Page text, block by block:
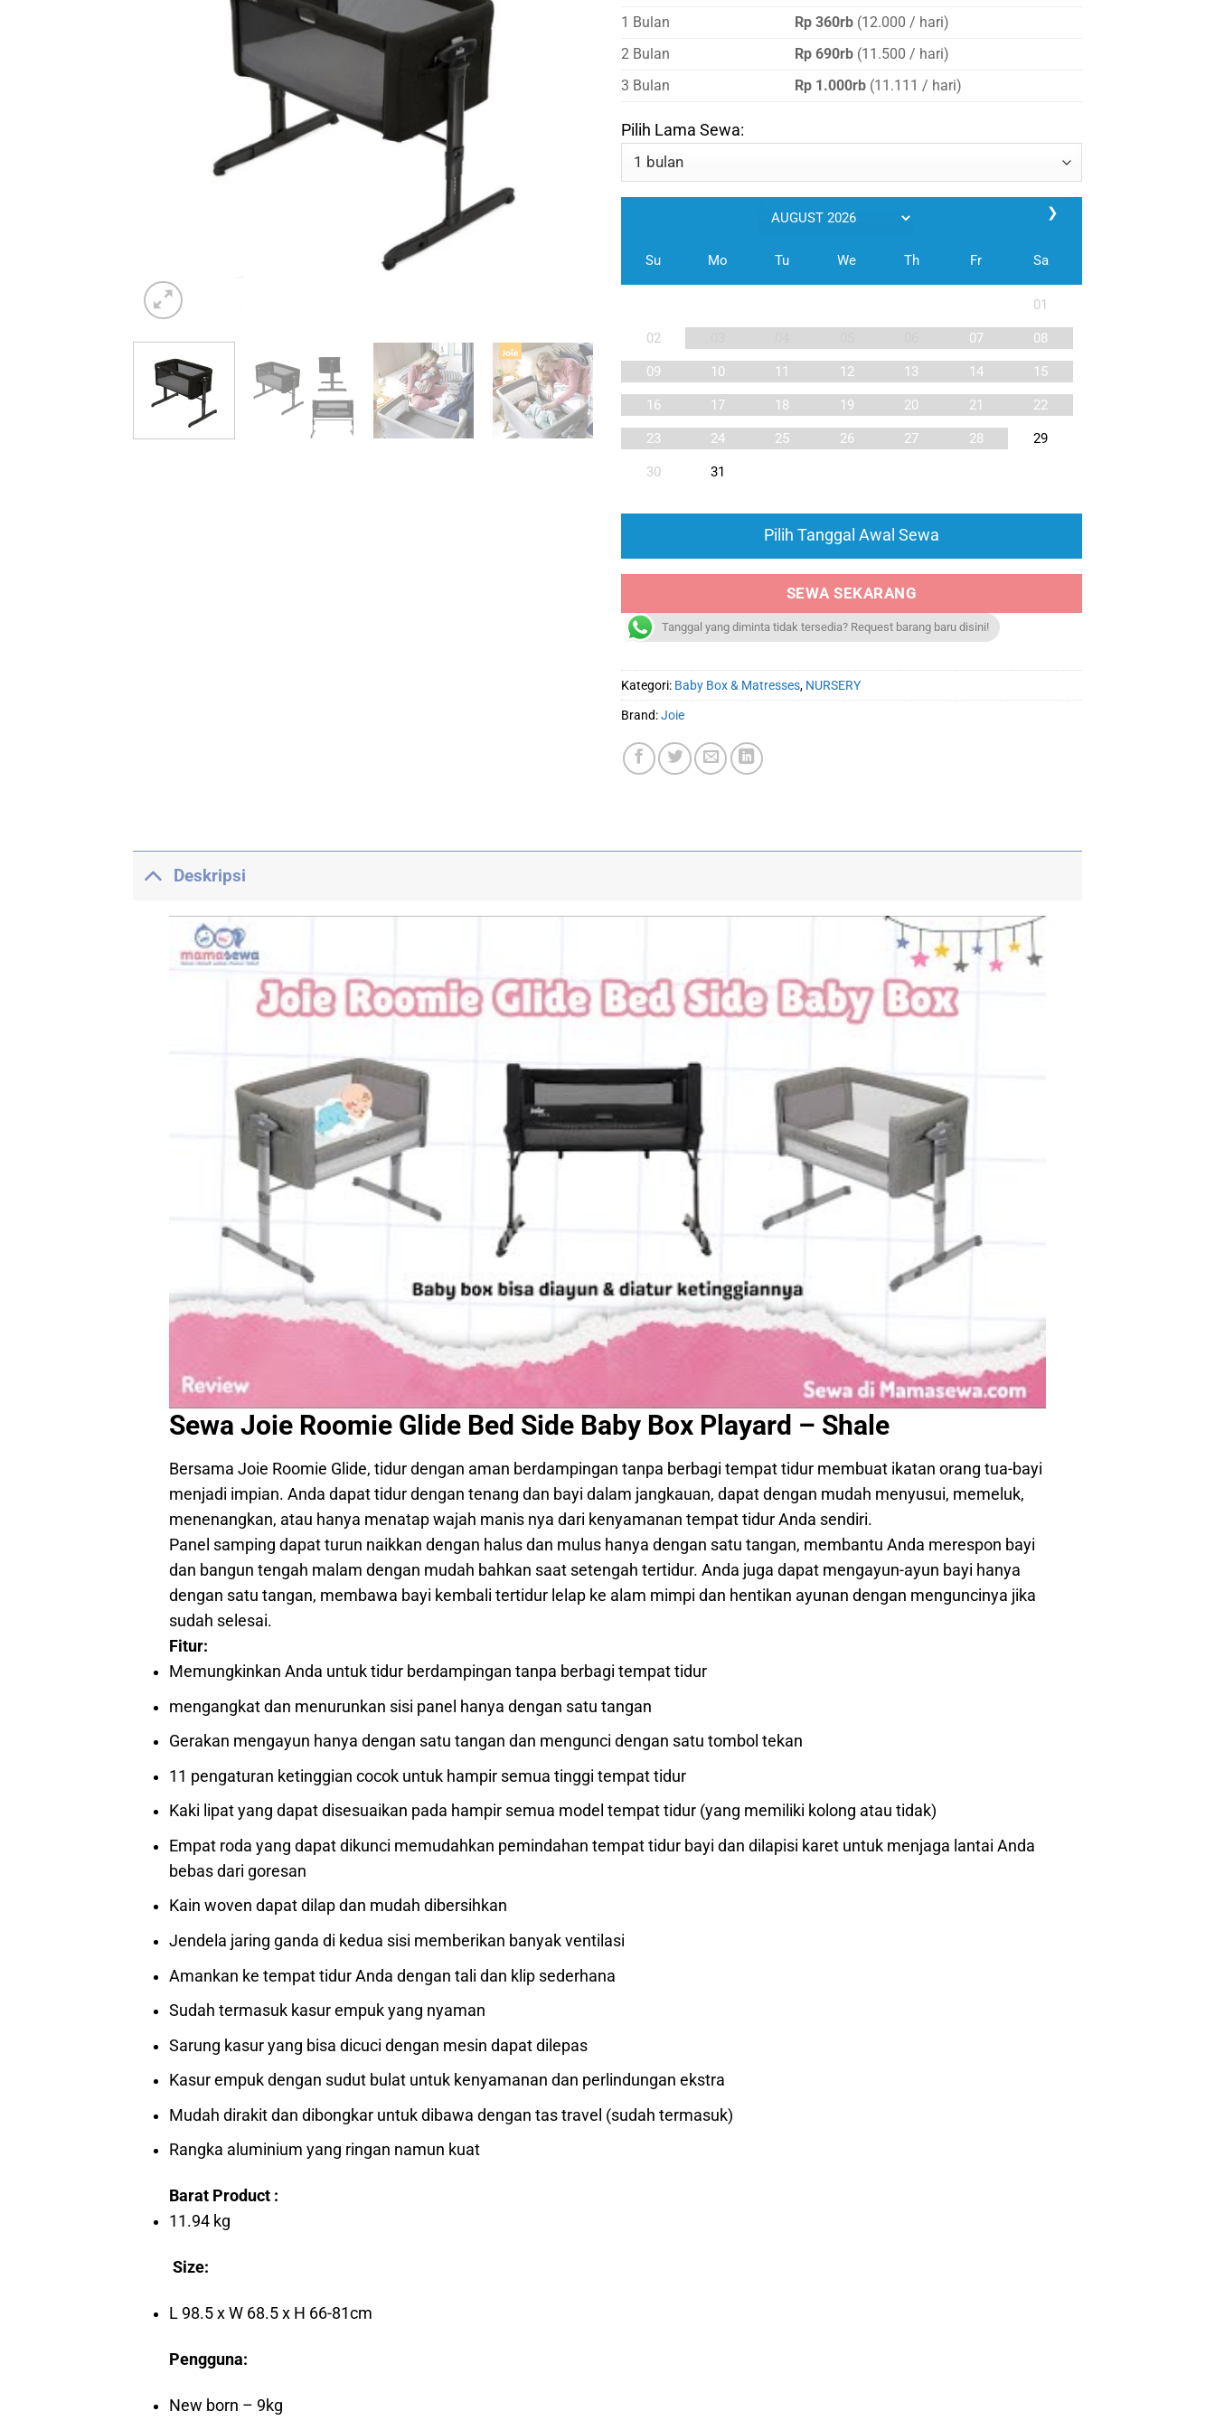
1 Bulan
Rp 360rb(12.000 / hari)
2 Bulan
Rp 690rb (11.500 / hari)
3 Bulan
Rp 1.000rb (11.111 / hari)
Pilih Lama Sewa:
❯
Su Mo Tu We Th Fr Sa
01
02 07 08
09 10 11 12 13 14 15
16 17 18 19 20 21 22
23 24 25 26 27 28 29
30 31
Pilih Tanggal Awal Sewa
SEWA SEKARANG
Tanggal yang diminta tidak tersedia? Request barang baru disini!
Kategori: Baby Box & Matresses, NURSERY
Brand:Joie
Deskripsi
Sewa Joie Roomie Glide Bed Side Baby Box Playard – Shale
Bersama Joie Roomie Glide, tidur dengan aman berdampingan tanpa berbagi tempat tidur membuat ikatan orang tua-bayi
menjadi impian. Anda dapat tidur dengan tenang dan bayi dalam jangkauan, dapat dengan mudah menyusui, memeluk,
menenangkan, atau hanya menatap wajah manis nya dari kenyamanan tempat tidur Anda sendiri.
Panel samping dapat turun naikkan dengan halus dan mulus hanya dengan satu tangan, membantu Anda merespon bayi
dan bangun tengah malam dengan mudah bahkan saat setengah tertidur. Anda juga dapat mengayun-ayun bayi hanya
dengan satu tangan, membawa bayi kembali tertidur lelap ke alam mimpi dan hentikan ayunan dengan menguncinya jika
sudah selesai.
Fitur:
Memungkinkan Anda untuk tidur berdampingan tanpa berbagi tempat tidur
mengangkat dan menurunkan sisi panel hanya dengan satu tangan
Gerakan mengayun hanya dengan satu tangan dan mengunci dengan satu tombol tekan
11 pengaturan ketinggian cocok untuk hampir semua tinggi tempat tidur
Kaki lipat yang dapat disesuaikan pada hampir semua model tempat tidur (yang memiliki kolong atau tidak)
Empat roda yang dapat dikunci memudahkan pemindahan tempat tidur bayi dan dilapisi karet untuk menjaga lantai Anda
bebas dari goresan
Kain woven dapat dilap dan mudah dibersihkan
Jendela jaring ganda di kedua sisi memberikan banyak ventilasi
Amankan ke tempat tidur Anda dengan tali dan klip sederhana
Sudah termasuk kasur empuk yang nyaman
Sarung kasur yang bisa dicuci dengan mesin dapat dilepas
Kasur empuk dengan sudut bulat untuk kenyamanan dan perlindungan ekstra
Mudah dirakit dan dibongkar untuk dibawa dengan tas travel (sudah termasuk)
Rangka aluminium yang ringan namun kuat
Barat Product :
11.94 kg
Size:
L 98.5 x W 68.5 x H 66-81cm
Pengguna:
New born – 9kg